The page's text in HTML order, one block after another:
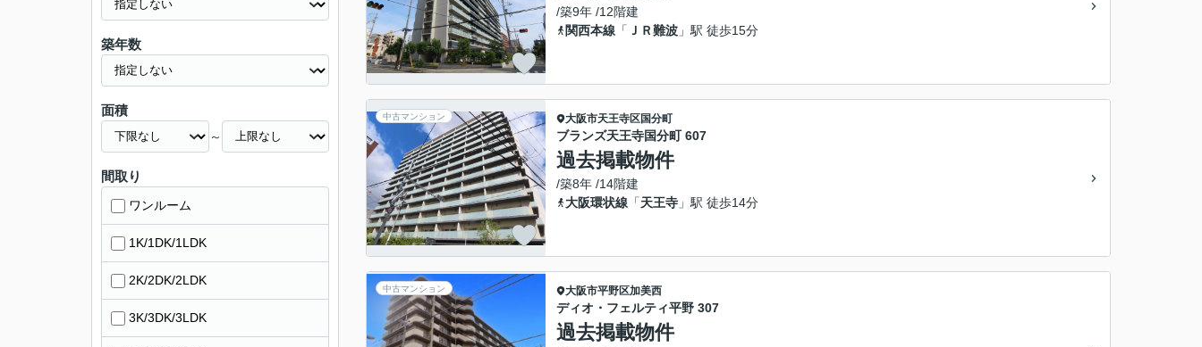
/築9年 /12階建
関西本線 「 ＪＲ難波 」駅 徒歩15分
中古マンション 大阪市天王寺区国分町
ブランズ天王寺国分町 607
過去掲載物件
/築8年 /14階建
大阪環状線 「天王寺 」駅 徒歩14分
中古マンション 大阪市平野区加美西
ディオ・フェルティ平野 307
過去掲載物件
築年数
面積
～
間取り
ワンルーム
1K/1DK/1LDK
2K/2DK/2LDK
3K/3DK/3LDK